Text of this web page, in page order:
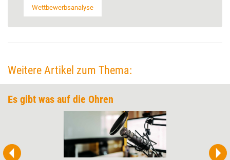
Wettbewerbsanalyse
Weitere Artikel zum Thema:
Es gibt was auf die Ohren